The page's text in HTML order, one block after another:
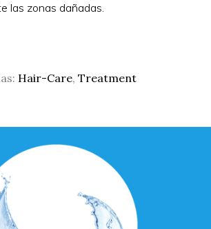
las zonas dañadas.
Hair-Care, Treatment